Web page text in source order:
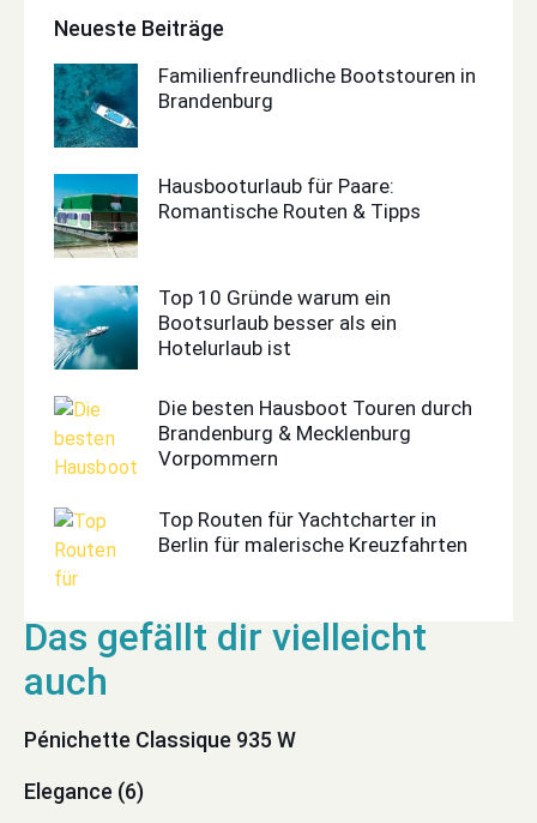
Neueste Beiträge
Familienfreundliche Bootstouren in
Brandenburg
Hausbooturlaub für Paare:
Romantische Routen & Tipps
Top 10 Gründe warum ein
Bootsurlaub besser als ein
Hotelurlaub ist
Die besten Hausboot Touren durch
Brandenburg & Mecklenburg
Vorpommern
Top Routen für Yachtcharter in
Berlin für malerische Kreuzfahrten
Pénichette Classique 935 W
Elegance (6)